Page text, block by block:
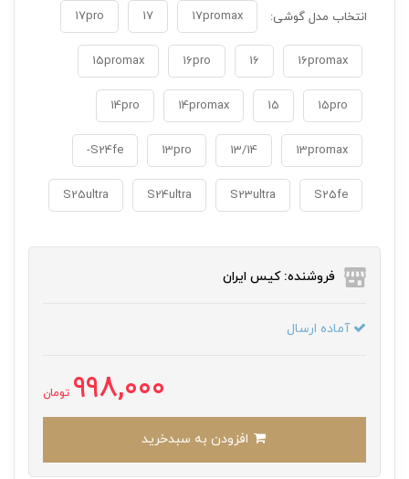
انتخاب مدل گوشی: 17promax
17
17pro
16promax
16
16pro
15promax
15pro
15
14promax
14pro
13promax
13/14
13pro
S24fe-
S25fe
S23ultra
S24ultra
S25ultra
فروشنده: کیس ایران
آماده ارسال
998,000 تومان